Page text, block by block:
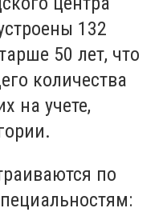
132
50 лет, что
количества
на учете,
по